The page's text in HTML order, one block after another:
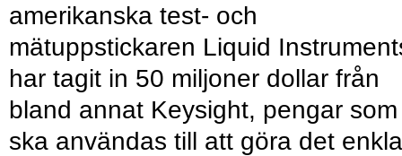
amerikanska test- och
mätuppstickaren Liquid
har tagit in 50 miljoner dollar från
bland annat Keysight, pengar som
ska användas till att göra det